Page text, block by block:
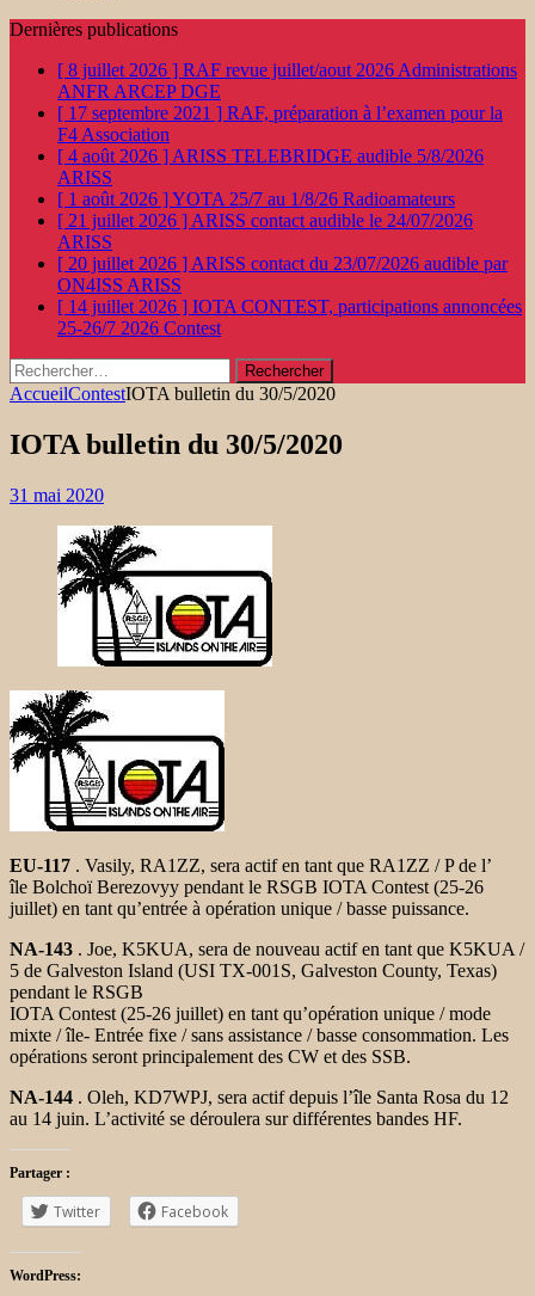
Dernières publications
[ 8 juillet 2026 ] RAF revue juillet/aout 2026 Administrations
ANFR ARCEP DGE
[ 17 septembre 2021 ] RAF, préparation à l’examen pour la
F4 Association
[ 4 août 2026 ] ARISS TELEBRIDGE audible 5/8/2026
ARISS
[ 1 août 2026 ]YOTA 25/7 au 1/8/26 Radioamateurs
[ 21 juillet 2026 ] ARISS contact audible le 24/07/2026
ARISS
[ 20 juillet 2026 ] ARISS contact du 23/07/2026 audible par
ON4ISS ARISS
[ 14 juillet 2026 ] IOTA CONTEST, participations annoncées
25-26/7 2026 Contest
Rechercher :
AccueilContestIOTA bulletin du 30/5/2020
IOTA bulletin du 30/5/2020
31 mai 2020
EU-117 . Vasily, RA1ZZ, sera actif en tant que RA1ZZ / P de l’
île Bolchoï Berezovyy pendant le RSGB IOTA Contest (25-26
juillet) en tant qu’entrée à opération unique / basse puissance.
NA-143 . Joe, K5KUA, sera de nouveau actif en tant que K5KUA /
5 de Galveston Island (USI TX-001S, Galveston County, Texas)
pendant le RSGB
IOTA Contest (25-26 juillet) en tant qu’opération unique / mode
mixte / île- Entrée fixe / sans assistance / basse consommation. Les
opérations seront principalement des CW et des SSB.
NA-144 . Oleh, KD7WPJ, sera actif depuis l’île Santa Rosa du 12
au 14 juin. L’activité se déroulera sur différentes bandes HF.
Partager :
Twitter Facebook
WordPress: